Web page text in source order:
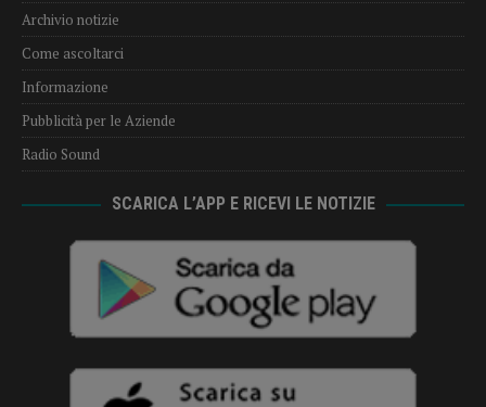
Archivio notizie
Come ascoltarci
Informazione
Pubblicità per le Aziende
Radio Sound
SCARICA L’APP E RICEVI LE NOTIZIE